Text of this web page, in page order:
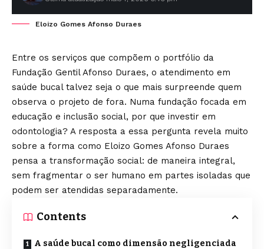
Eloizo Gomes Afonso Duraes
Entre os serviços que compõem o portfólio da
Fundação Gentil Afonso Duraes, o atendimento em
saúde bucal talvez seja o que mais surpreende quem
observa o projeto de fora. Numa fundação focada em
educação e inclusão social, por que investir em
odontologia? A resposta a essa pergunta revela muito
sobre a forma como Eloizo Gomes Afonso Duraes
pensa a transformação social: de maneira integral,
sem fragmentar o ser humano em partes isoladas que
podem ser atendidas separadamente.
Contents
A saúde bucal como dimensão negligenciada